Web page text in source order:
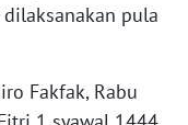
pula
Fakfak, Rabu